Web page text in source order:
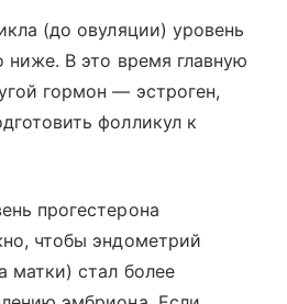
(до овуляции) уровень
ниже. В это время главную
гормон — эстроген,
фолликул к
прогестерона
чтобы эндометрий
матки) стал более